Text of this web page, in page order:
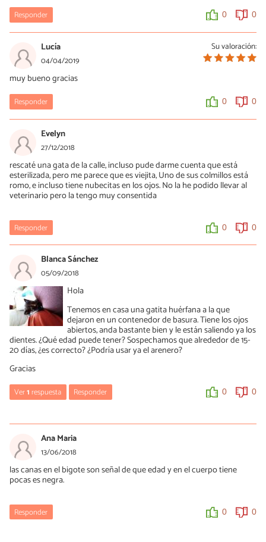
Responder 0 0
Su valoración:
Lucía
04/04/2019
muy bueno gracias
Responder 0 0
Evelyn
27/12/2018
rescaté una gata de la calle, incluso pude darme cuenta que está
esterilizada, pero me parece que es viejita, Uno de sus colmillos está
romo, e incluso tiene nubecitas en los ojos. No la he podido llevar al
veterinario pero la tengo muy consentida
Responder 0 0
Blanca Sánchez
05/09/2018
Hola
Tenemos en casa una gatita huérfana a la que
dejaron en un contenedor de basura. Tiene los ojos
abiertos, anda bastante bien y le están saliendo ya los
dientes. ¿Qué edad puede tener? Sospechamos que alrededor de 15-
20 días, ¿es correcto? ¿Podría usar ya el arenero?
Gracias
Ver1respuesta Responder 0 0
06/09/2018
Hola Blanca, primero de todo muchísimas felicidades por el
rescate/adopción, esta gatita ha tenido mucha suerte de caer en
buenas manos... 😀
Los gatos suelen abrir los ojos entre los 9 y los 15 días, eso podría
la tienes. Por otro lado, los gatos empiezan a utilizar el arenero a
partir de la cuarta semana de vida, cuando empiezan a enterrar
Ana Maria
13/06/2018
las canas en el bigote son señal de que edad y en el cuerpo tiene
pocas es negra.
Responder 0 0